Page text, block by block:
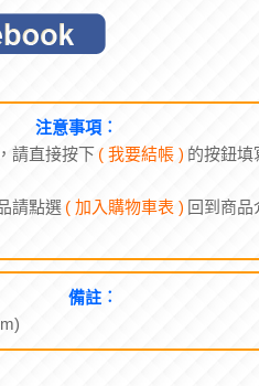
注意事項︰
請直接按下 ( 我要結帳 ) 的按鈕填
請點選 ( 加入購物車表 ) 回到商品
備註︰